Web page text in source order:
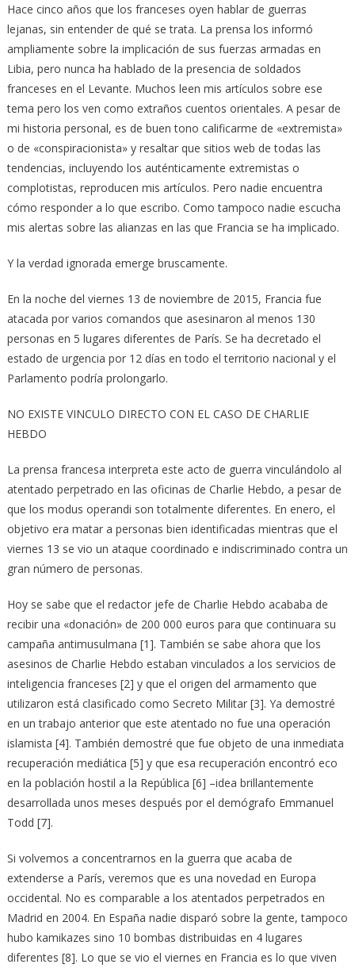
Hace cinco años que los franceses oyen hablar de guerras
lejanas, sin entender de qué se trata. La prensa los informó
ampliamente sobre la implicación de sus fuerzas armadas en
Libia, pero nunca ha hablado de la presencia de soldados
franceses en el Levante. Muchos leen mis artículos sobre ese
tema pero los ven como extraños cuentos orientales. A pesar de
mi historia personal, es de buen tono calificarme de «extremista»
o de «conspiracionista» y resaltar que sitios web de todas las
tendencias, incluyendo los auténticamente extremistas o
complotistas, reproducen mis artículos. Pero nadie encuentra
cómo responder a lo que escribo. Como tampoco nadie escucha
mis alertas sobre las alianzas en las que Francia se ha implicado.
Y la verdad ignorada emerge bruscamente.
En la noche del viernes 13 de noviembre de 2015, Francia fue
atacada por varios comandos que asesinaron al menos 130
personas en 5 lugares diferentes de París. Se ha decretado el
estado de urgencia por 12 días en todo el territorio nacional y el
Parlamento podría prolongarlo.
NO EXISTE VINCULO DIRECTO CON EL CASO DE CHARLIE
HEBDO
La prensa francesa interpreta este acto de guerra vinculándolo al
atentado perpetrado en las oficinas de Charlie Hebdo, a pesar de
que los modus operandi son totalmente diferentes. En enero, el
objetivo era matar a personas bien identificadas mientras que el
viernes 13 se vio un ataque coordinado e indiscriminado contra un
gran número de personas.
Hoy se sabe que el redactor jefe de Charlie Hebdo acababa de
recibir una «donación» de 200 000 euros para que continuara su
campaña antimusulmana [1]. También se sabe ahora que los
asesinos de Charlie Hebdo estaban vinculados a los servicios de
inteligencia franceses [2] y que el origen del armamento que
utilizaron está clasificado como Secreto Militar [3]. Ya demostré
en un trabajo anterior que este atentado no fue una operación
islamista [4]. También demostré que fue objeto de una inmediata
recuperación mediática [5] y que esa recuperación encontró eco
en la población hostil a la República [6] –idea brillantemente
desarrollada unos meses después por el demógrafo Emmanuel
Todd [7].
Si volvemos a concentrarnos en la guerra que acaba de
extenderse a París, veremos que es una novedad en Europa
occidental. No es comparable a los atentados perpetrados en
Madrid en 2004. En España nadie disparó sobre la gente, tampoco
hubo kamikazes sino 10 bombas distribuidas en 4 lugares
diferentes [8]. Lo que se vio el viernes en Francia es lo que viven